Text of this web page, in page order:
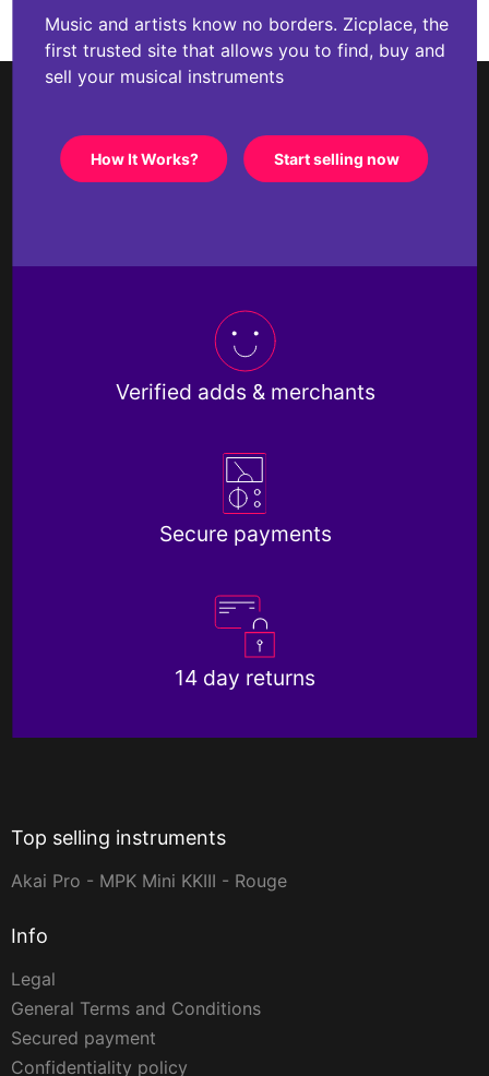
Music and artists know no borders. Zicplace, the
first trusted site that allows you to find, buy and
sell your musical instruments
How It Works? Start selling now
Verified adds & merchants
Secure payments
14 day returns
Top selling instruments
Akai Pro - MPK Mini KKIII - Rouge
Info
Legal
General Terms and Conditions
Secured payment
Confidentiality policy